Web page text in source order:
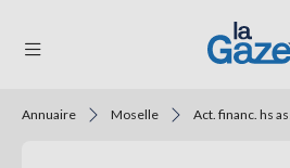
Annuaire Moselle Act. financ. hs